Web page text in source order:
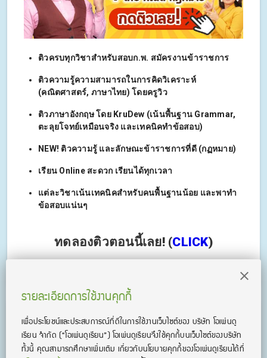
ติวครบทุกวิชาสำหรับสอบก.พ. สมัครงานข้าราชการ
ติวความรู้ความสามารถในการคิดวิเคราะห์
(คณิตศาสตร์, ภาษาไทย) โดยครูวิว
ติวภาษาอังกฤษ โดย KruDew (เน้นพื้นฐาน Grammar,
ตะลุยโจทย์เหมือนจริง และเทคนิคทำข้อสอบ)
NEW! ติวความรู้ และลักษณะข้าราชการที่ดี (กฏหมาย)
เรียน Online สะดวก เรียนได้ทุกเวลา
แต่ละวิชาเน้นเทคนิคสำหรับคนพื้นฐานน้อย และพาทำ
ข้อสอบแน่นๆ
ทดลองติวตอนนี้เลย! (CLICK)
รายละเอียดการใช้งานคุกกี้
เพื่อประโยชน์และประสบการณ์ที่ดีในการใช้งานเว็บไซต์ของ บริษัท โอเพ่นดู
เรียน จํากัด (“โอเพ่นดูเรียน”)โอเพ่นดูเรียนจึงใช้คุกกี้บนเว็บไซต์ของบริษัท
ทั้งนี้ คุณสามารถศึกษาเพิ่มเติม เกี่ยวกับนโยบายคุกกี้ของโอเพ่นดูเรียนได้ที่